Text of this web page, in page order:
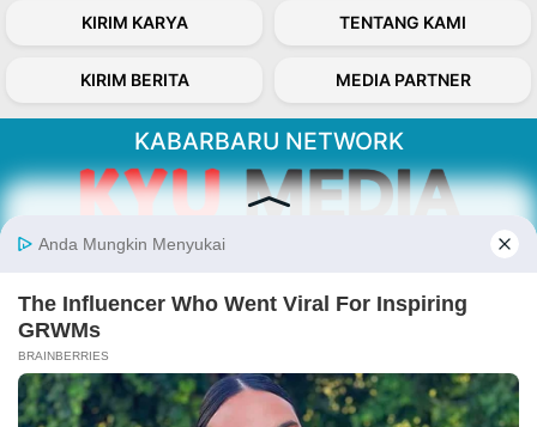
KIRIM KARYA TENTANG KAMI
KIRIM BERITA MEDIA PARTNER
KABARBARU NETWORK